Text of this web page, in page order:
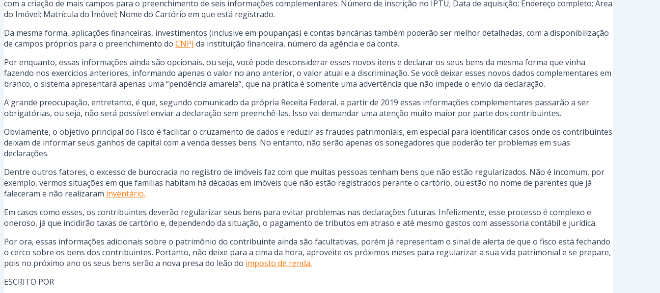
com a criação de mais campos para o preenchimento de seis informações complementares: Número de inscrição no IPTU; Data de aquisição; Endereço completo; Área
do Imóvel; Matrícula do Imóvel; Nome do Cartório em que está registrado.
Da mesma forma, aplicações financeiras, investimentos (inclusive em poupanças) e contas bancárias também poderão ser melhor detalhadas, com a disponibilização
de campos próprios para o preenchimento do CNPJ da instituição financeira, número da agência e da conta.
Por enquanto, essas informações ainda são opcionais, ou seja, você pode desconsiderar esses novos itens e declarar os seus bens da mesma forma que vinha
fazendo nos exercícios anteriores, informando apenas o valor no ano anterior, o valor atual e a discriminação. Se você deixar esses novos dados complementares em
branco, o sistema apresentará apenas uma “pendência amarela”, que na prática é somente uma advertência que não impede o envio da declaração.
A grande preocupação, entretanto, é que, segundo comunicado da própria Receita Federal, a partir de 2019 essas informações complementares passarão a ser
obrigatórias, ou seja, não será possível enviar a declaração sem preenchê-las. Isso vai demandar uma atenção muito maior por parte dos contribuintes.
Obviamente, o objetivo principal do Fisco é facilitar o cruzamento de dados e reduzir as fraudes patrimoniais, em especial para identificar casos onde os contribuintes
deixam de informar seus ganhos de capital com a venda desses bens. No entanto, não serão apenas os sonegadores que poderão ter problemas em suas
declarações.
Dentre outros fatores, o excesso de burocracia no registro de imóveis faz com que muitas pessoas tenham bens que não estão regularizados. Não é incomum, por
exemplo, vermos situações em que famílias habitam há décadas em imóveis que não estão registrados perante o cartório, ou estão no nome de parentes que já
faleceram e não realizaram inventário.
Em casos como esses, os contribuintes deverão regularizar seus bens para evitar problemas nas declarações futuras. Infelizmente, esse processo é complexo e
oneroso, já que incidirão taxas de cartório e, dependendo da situação, o pagamento de tributos em atraso e até mesmo gastos com assessoria contábil e jurídica.
Por ora, essas informações adicionais sobre o patrimônio do contribuinte ainda são facultativas, porém já representam o sinal de alerta de que o fisco está fechando
o cerco sobre os bens dos contribuintes. Portanto, não deixe para a cima da hora, aproveite os próximos meses para regularizar a sua vida patrimonial e se prepare,
pois no próximo ano os seus bens serão a nova presa do leão do imposto de renda.
ESCRITO POR